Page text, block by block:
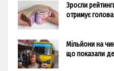
Зросли
отримує
Мільйони на
що показали